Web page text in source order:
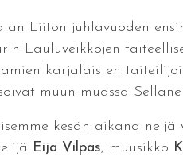
Liiton juhlavuoden
Lauluveikkojen
karjalaisten
muun muassa
kesän aikana
Eija Vilpas, muusikko